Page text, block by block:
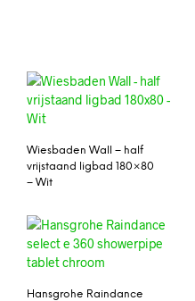
Wiesbaden Wall – half
vrijstaand ligbad 180×80
– Wit
Hansgrohe Raindance